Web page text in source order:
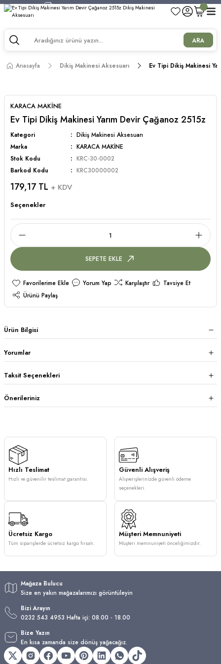
750 TL ve Üzeri Alışverişlerde Kargo Bedava!
750 TL ve Üzeri Alışverişlerde Kargo Bedava!
750 TL ve Üzeri Alışverişlerde Kargo Bedava!
ARA
Anasayfa Dikiş Makinesi Aksesuarı Ev Tipi Dikiş Makinesi
KARACA MAKİNE
Ev Tipi Dikiş Makinesi Yarım Devir Çağanoz 2515z
Kategori
Dikiş Makinesi Aksesuarı
Marka
KARACA MAKİNE
Stok Kodu
KRC-30-0002
Barkod Kodu
KRC30000002
179,17 TL + KDV
Seçenekler
SEPETE EKLE
Yorum Yap Karşılaştır
Tavsiye Et
Ürünü Paylaş
Ürün Bilgisi
Yorumlar
Taksit Seçenekleri
Önerileriniz
Hızlı Teslimat
Hızlı ve güvenilir teslimat garantisi.
Güvenli Alışveriş
Alışverişlerinizde güvenli ödeme
seçenekleri.
Ücretsiz Kargo
Tüm siparişlerde ücretsiz kargo fırsatı.
Müşteri Memnuniyeti
Müşteri memnuniyeti önceliğimizdir.
Mağaza Bulucu
Size en yakın mağazalarımızı görüntüleyin
Bizi Arayın
0232 543 4953 Hafta içi: 08.00 - 18.00
Bize Yazın
En kısa zamanda size dönüş yağacağız.